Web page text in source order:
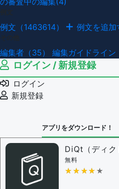
例文（1463614） 例文を追加
編集者（35） 編集ガイドライン
ログイン / 新規登録
ログイン
新規登録
アプリをダウンロード！
DiQt（ディク
無料
★★★★★
★★★★★